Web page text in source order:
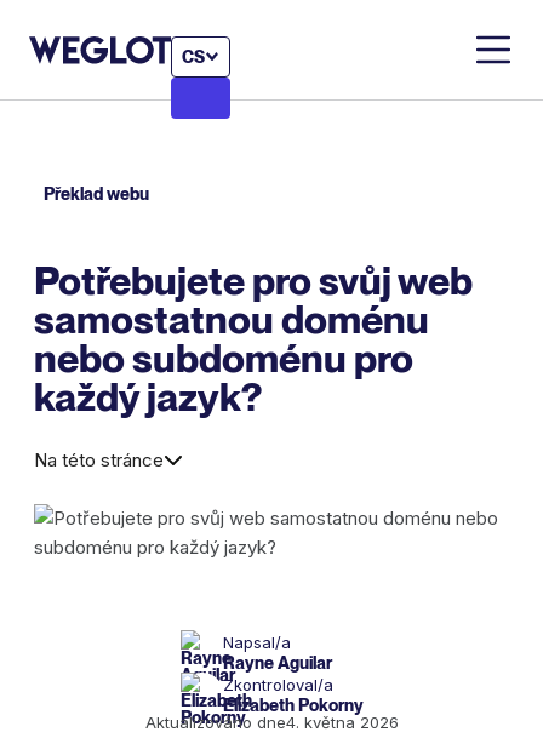
CS
Překlad webu
Potřebujete pro svůj web
samostatnou doménu
nebo subdoménu pro
každý jazyk?
Na této stránce
Napsal/a
Rayne Aguilar
Zkontroloval/a
Elizabeth Pokorny
Aktualizováno dne4. května 2026